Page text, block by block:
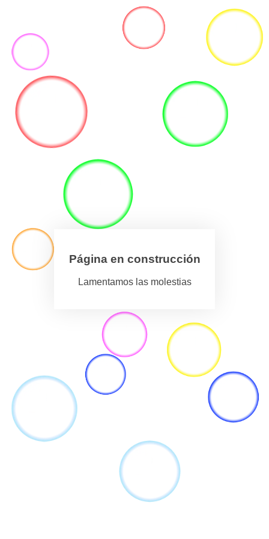
Página en construcción
Lamentamos las molestias